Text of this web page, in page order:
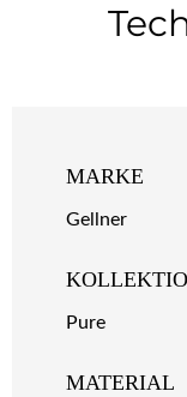
MARKE
Gellner
Pure
MATERIAL